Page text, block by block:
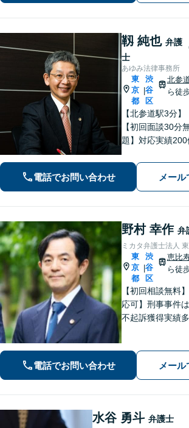
靱 純也 弁護
士
あゆみ法律事務所
東
京
都
|
渋
谷
区
北参
ら徒
【北参道駅3分
【初回面談30分
題】対応実績200
通事故】後遺障
脳機能障害など
績多数！
電話でお問い合わせ メー
野村 幸作 弁
ミカタ弁護士法人
東
京
都
|
渋
谷
区
恵比
ら徒
【初回相談無料
応可】刑事事件
不起訴獲得実績
で電話受付中！
日・夜間対応】
電話でお問い合わせ メー
水谷 勇斗 弁護士